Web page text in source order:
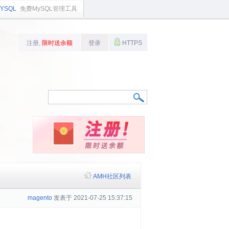
免费MySQL管理工具
注册, 限时送余额 登录 HTTPS
AMH社区列表
magento 发表于 2021-07-25 15:37:15